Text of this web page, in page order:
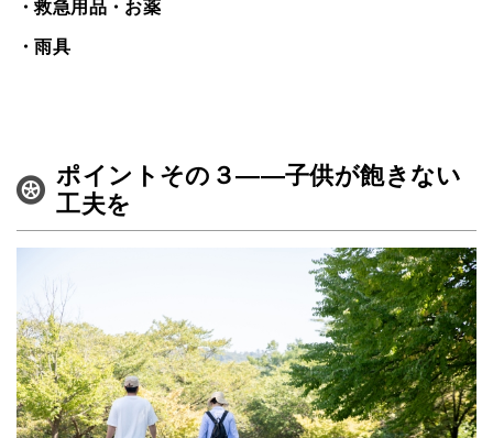
・救急用品・お薬
・雨具
ポイントその３――子供が飽きない
工夫を